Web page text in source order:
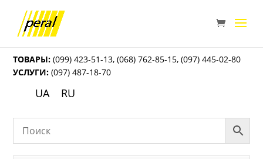
ТОВАРЫ: (099) 423-51-13,(068) 762-85-15,(097) 445-02-80
УСЛУГИ: (097) 487-18-70
UA RU